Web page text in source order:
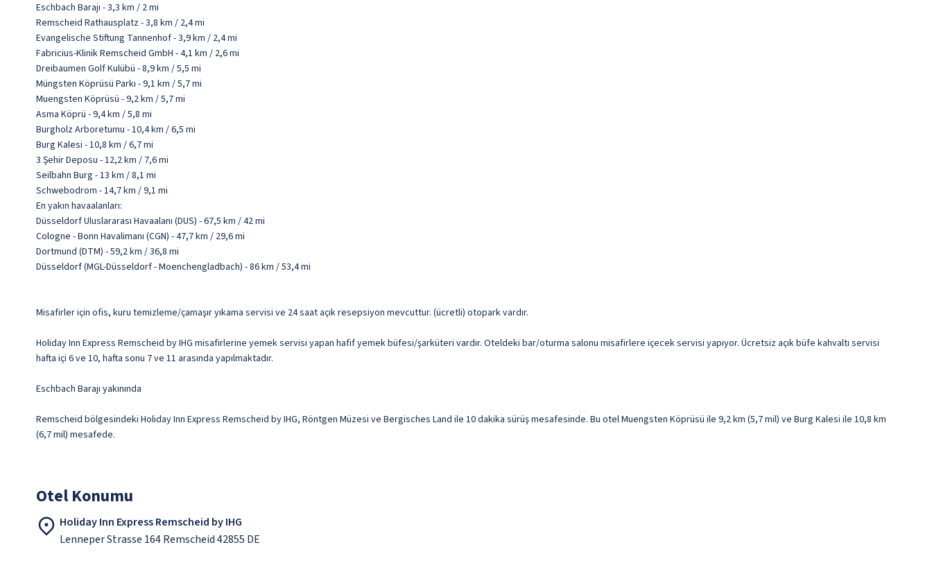
Eschbach Barajı - 3,3 km / 2 mi
Remscheid Rathausplatz - 3,8 km / 2,4 mi
Evangelische Stiftung Tannenhof - 3,9 km / 2,4 mi
Fabricius-Klinik Remscheid GmbH - 4,1 km / 2,6 mi
Dreibaumen Golf Kulübü - 8,9 km / 5,5 mi
Müngsten Köprüsü Parkı - 9,1 km / 5,7 mi
Muengsten Köprüsü - 9,2 km / 5,7 mi
Asma Köprü - 9,4 km / 5,8 mi
Burgholz Arboretumu - 10,4 km / 6,5 mi
Burg Kalesi - 10,8 km / 6,7 mi
3 Şehir Deposu - 12,2 km / 7,6 mi
Seilbahn Burg - 13 km / 8,1 mi
Schwebodrom - 14,7 km / 9,1 mi
En yakın havaalanları:
Düsseldorf Uluslararası Havaalanı (DUS) - 67,5 km / 42 mi
Cologne - Bonn Havalimanı (CGN) - 47,7 km / 29,6 mi
Dortmund (DTM) - 59,2 km / 36,8 mi
Düsseldorf (MGL-Düsseldorf - Moenchengladbach) - 86 km / 53,4 mi
Misafirler için ofis, kuru temizleme/çamaşır yıkama servisi ve 24 saat açık resepsiyon mevcuttur. (ücretli) otopark vardır.
Holiday Inn Express Remscheid by IHG misafirlerine yemek servisi yapan hafif yemek büfesi/şarküteri vardır. Oteldeki bar/oturma salonu misafirlere içecek servisi yapıyor. Ücretsiz açık büfe kahvaltı servisi
hafta içi 6 ve 10, hafta sonu 7 ve 11 arasında yapılmaktadır.
Eschbach Barajı yakınında
Remscheid bölgesindeki Holiday Inn Express Remscheid by IHG, Röntgen Müzesi ve Bergisches Land ile 10 dakika sürüş mesafesinde. Bu otel Muengsten Köprüsü ile 9,2 km (5,7 mil) ve Burg Kalesi ile 10,8 km
(6,7 mil) mesafede.
Otel Konumu
Holiday Inn Express Remscheid by IHG
Lenneper Strasse 164 Remscheid 42855 DE